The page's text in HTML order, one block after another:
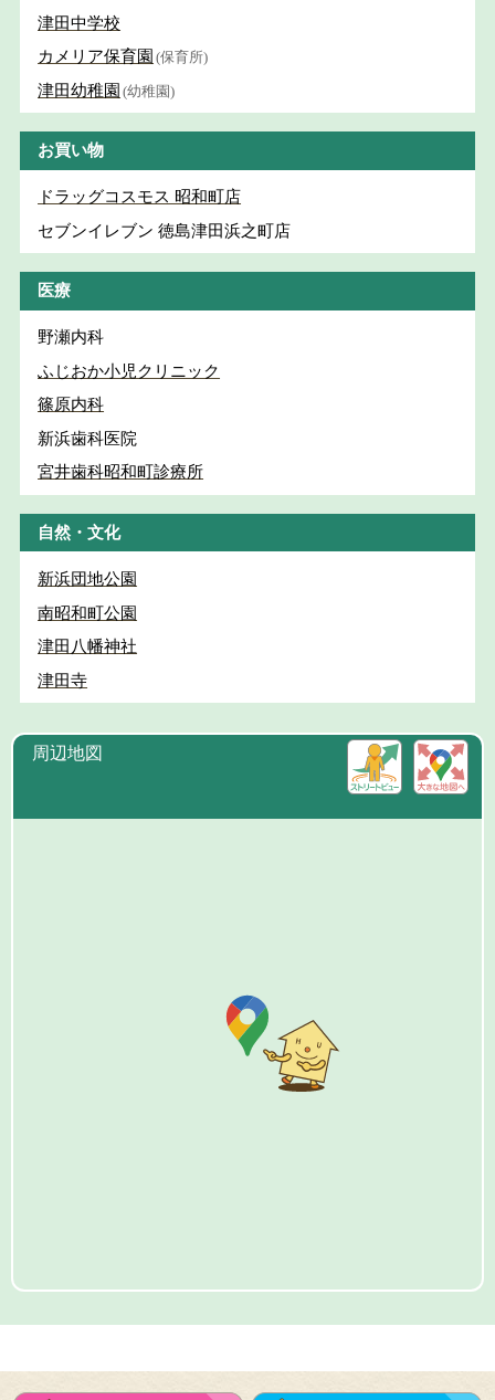
津田中学校
カメリア保育園 (保育所)
津田幼稚園 (幼稚園)
お買い物
ドラッグコスモス 昭和町店
セブンイレブン 徳島津田浜之町店
医療
野瀬内科
ふじおか小児クリニック
篠原内科
新浜歯科医院
宮井歯科昭和町診療所
自然・文化
新浜団地公園
南昭和町公園
津田八幡神社
津田寺
周辺地図